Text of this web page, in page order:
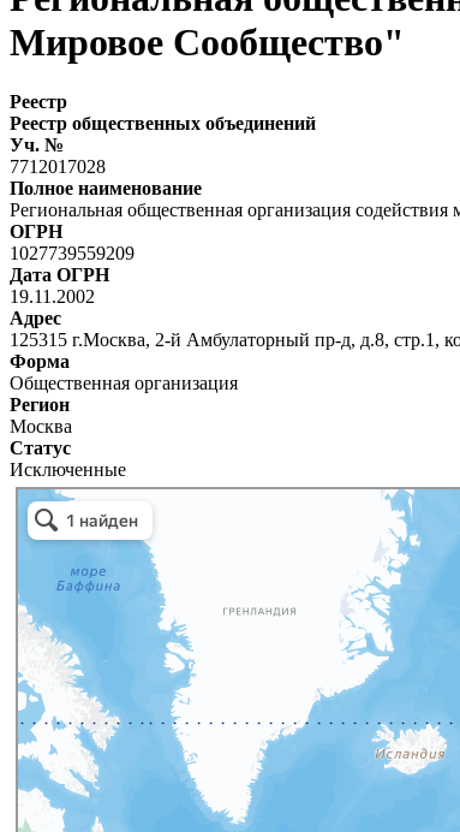
Мировое Сообщество"
Реестр
Реестр общественных объединений
Уч. №
7712017028
Полное наименование
Региональная общественная организация
ОГРН
1027739559209
Дата ОГРН
19.11.2002
Адрес
125315 г.Москва, 2-й Амбулаторный пр-д, д.8, стр.1,
Форма
Общественная организация
Регион
Москва
Статус
Исключенные